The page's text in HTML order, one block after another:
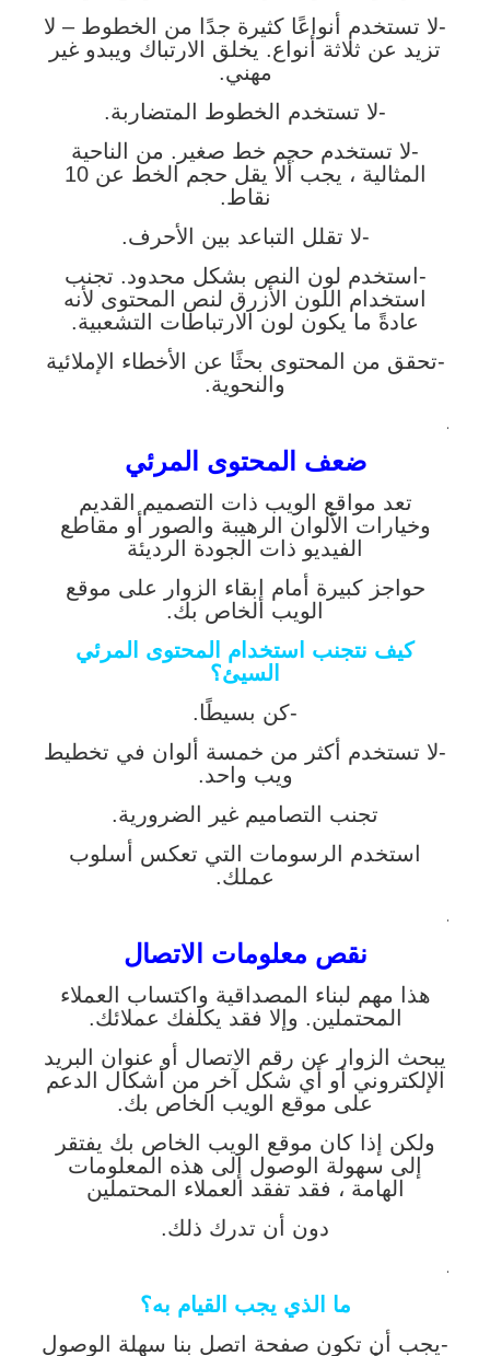
-لا تستخدم أنواعًا كثيرة جدًا من الخطوط – لا
تزيد عن ثلاثة أنواع. يخلق الارتباك ويبدو غير
مهني.
-لا تستخدم الخطوط المتضاربة.
-لا تستخدم حجم خط صغير. من الناحية
المثالية ، يجب ألا يقل حجم الخط عن 10
نقاط.
-لا تقلل التباعد بين الأحرف.
-استخدم لون النص بشكل محدود. تجنب
استخدام اللون الأزرق لنص المحتوى لأنه
عادةً ما يكون لون الارتباطات التشعبية.
-تحقق من المحتوى بحثًا عن الأخطاء الإملائية
والنحوية.
.
ضعف المحتوى المرئي
تعد مواقع الويب ذات التصميم القديم
وخيارات الألوان الرهيبة والصور أو مقاطع
الفيديو ذات الجودة الرديئة
حواجز كبيرة أمام إبقاء الزوار على موقع
الويب الخاص بك.
كيف نتجنب استخدام المحتوى المرئي
السيئ؟
-كن بسيطًا.
-لا تستخدم أكثر من خمسة ألوان في تخطيط
ويب واحد.
تجنب التصاميم غير الضرورية.
استخدم الرسومات التي تعكس أسلوب
عملك.
.
نقص معلومات الاتصال
هذا مهم لبناء المصداقية واكتساب العملاء
المحتملين. وإلا فقد يكلفك عملائك.
يبحث الزوار عن رقم الاتصال أو عنوان البريد
الإلكتروني أو أي شكل آخر من أشكال الدعم
على موقع الويب الخاص بك.
ولكن إذا كان موقع الويب الخاص بك يفتقر
إلى سهولة الوصول إلى هذه المعلومات
الهامة ، فقد تفقد العملاء المحتملين
دون أن تدرك ذلك.
.
ما الذي يجب القيام به؟
-يجب أن تكون صفحة اتصل بنا سهلة الوصول